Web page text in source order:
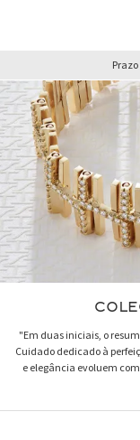
"Em duas iniciais, o
Cuidado dedicado à
e elegância evoluem